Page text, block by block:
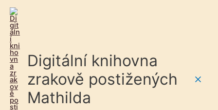
Digitální knihovna
zrakově postižených
Mathilda